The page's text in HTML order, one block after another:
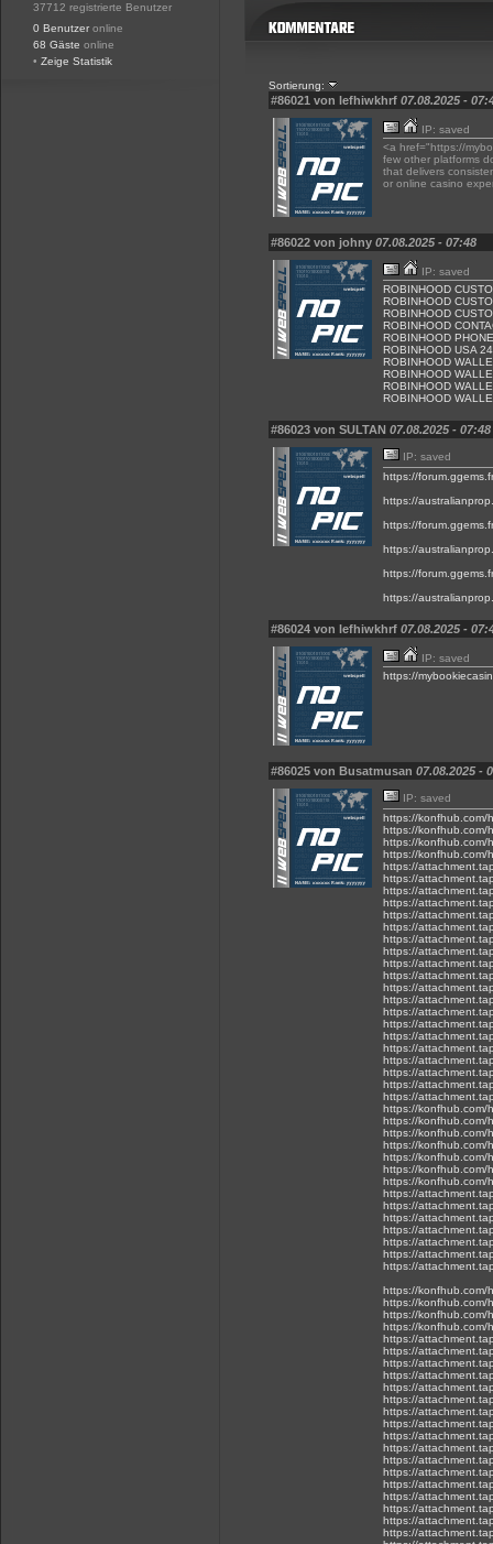
37712 registrierte Benutzer
0 Benutzer online
68 Gäste online
• Zeige Statistik
Sortierung:
#86021 von lefhiwkhrf 07.08.2025 -
IP: saved
<a href="https://
few other platforms
that delivers
or online casino
#86022 von johny 07.08.2025 - 07:48
IP: saved
ROBINHOOD
ROBINHOOD
ROBINHOOD
ROBINHOOD
ROBINHOOD
ROBINHOOD USA
ROBINHOOD
ROBINHOOD
ROBINHOOD
ROBINHOOD
#86023 von SULTAN 07.08.2025 - 07:48
IP: saved
https://
https://
https://
https://
https://
https://
#86024 von lefhiwkhrf 07.08.2025 -
IP: saved
https://
#86025 von Busatmusan 07.08.2025 -
IP: saved
https://konfhub.com/
https://konfhub.com/
https://konfhub.com/
https://konfhub.com/
https://
https://
https://
https://
https://
https://
https://
https://
https://
https://
https://
https://
https://
https://
https://
https://
https://
https://
https://
https://
https://konfhub.com/
https://konfhub.com/
https://konfhub.com/
https://konfhub.com/
https://konfhub.com/
https://konfhub.com/
https://konfhub.com/
https://
https://
https://
https://
https://
https://
https://
https://konfhub.com/
https://konfhub.com/
https://konfhub.com/
https://konfhub.com/
https://
https://
https://
https://
https://
https://
https://
https://
https://
https://
https://
https://
https://
https://
https://
https://
https://